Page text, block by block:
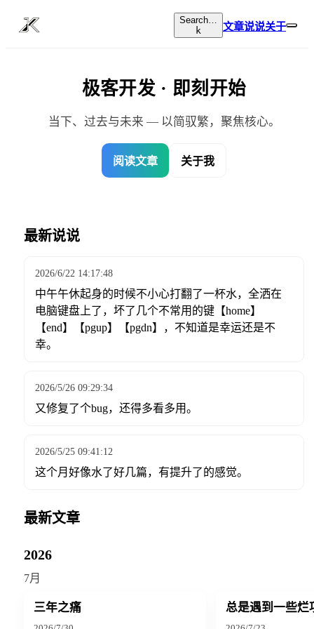
Search…
k
文章说说关于
极客开发 · 即刻开始
当下、过去与未来 — 以简驭繁，聚焦核心。
阅读文章 关于我
最新说说
2026/6/22 14:17:48
中午午休起身的时候不小心打翻了一杯水，全洒在
电脑键盘上了，坏了几个不常用的键【home】
【end】【pgup】【pgdn】，不知道是幸运还是不
幸。
2026/5/26 09:29:34
又修复了个bug，还得多看多用。
2026/5/25 09:41:12
这个月好像水了好几篇，有提升了的感觉。
最新文章
2026
7月
三年之痛 总是遇到一些烂